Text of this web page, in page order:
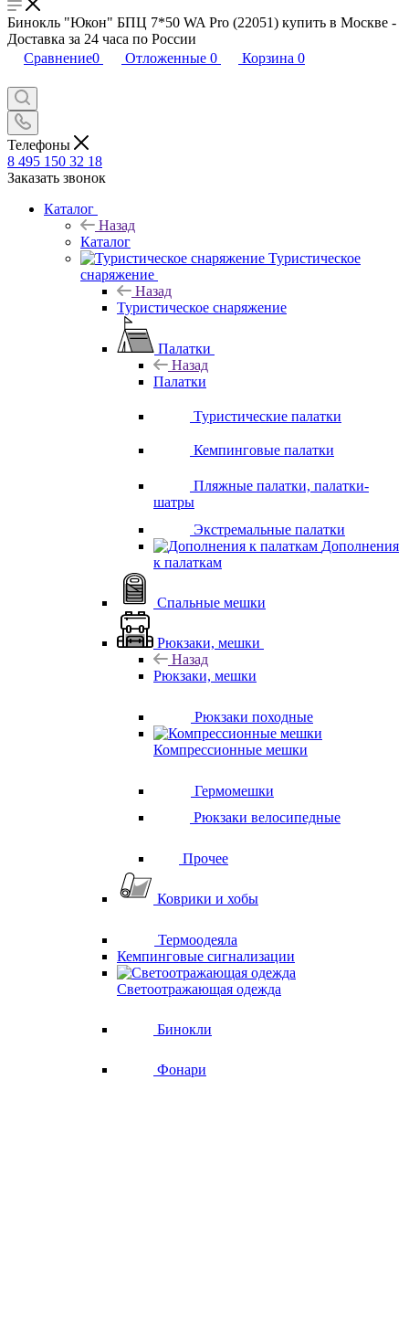
Бинокль "Юкон" БПЦ 7*50 WA Pro (22051) купить в Москве -
Доставка за 24 часа по России
Сравнение0 Отложенные 0 Корзина 0
Телефоны
8 495 150 32 18
Заказать звонок
Каталог
Назад
Каталог
Туристическое
снаряжение
Назад
Туристическое снаряжение
Палатки
Назад
Палатки
Туристические палатки
Кемпинговые палатки
Пляжные палатки, палатки-
шатры
Экстремальные палатки
Дополнения
к палаткам
Спальные мешки
Рюкзаки, мешки
Назад
Рюкзаки, мешки
Рюкзаки походные
Компрессионные мешки
Гермомешки
Рюкзаки велосипедные
Прочее
Коврики и хобы
Термоодеяла
Кемпинговые сигнализации
Светоотражающая одежда
Бинокли
Фонари